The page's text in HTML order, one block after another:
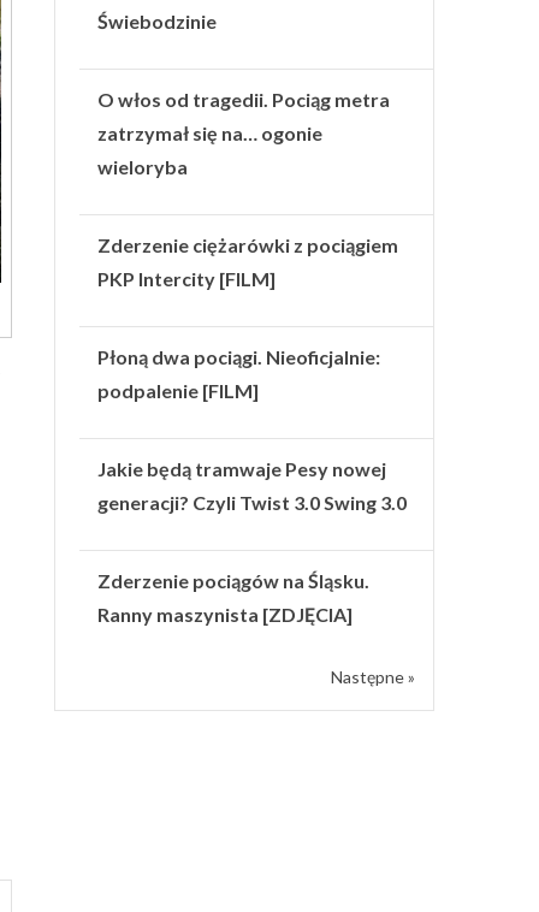
Świebodzinie
O włos od tragedii. Pociąg metra
zatrzymał się na… ogonie
wieloryba
Zderzenie ciężarówki z pociągiem
PKP Intercity [FILM]
Płoną dwa pociągi. Nieoficjalnie:
podpalenie [FILM]
Jakie będą tramwaje Pesy nowej
generacji? Czyli Twist 3.0 Swing 3.0
Zderzenie pociągów na Śląsku.
Ranny maszynista [ZDJĘCIA]
Następne »